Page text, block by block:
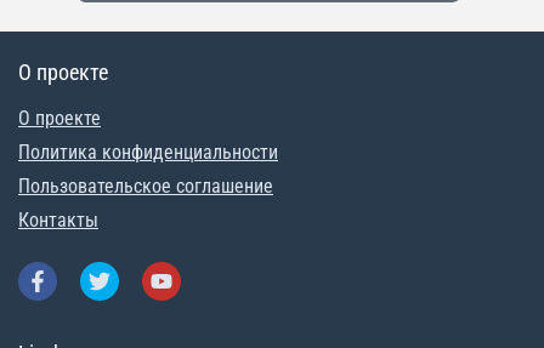
О проекте
О проекте
Политика конфиденциальности
Пользовательское соглашение
Контакты